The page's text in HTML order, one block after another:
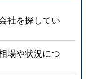
社を探してい
場や状況につ